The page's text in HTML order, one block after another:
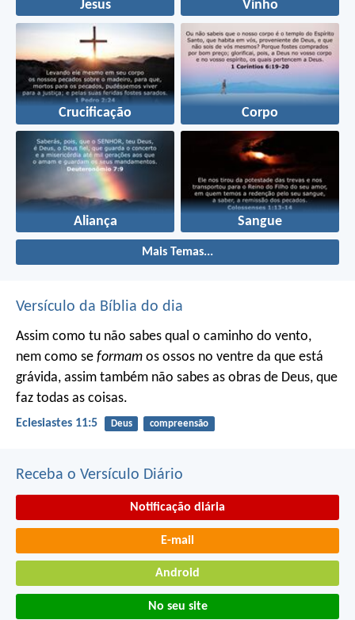
Jesus Vinho
Crucificação Corpo
Aliança Sangue
Mais Temas...
Versículo da Bíblia do dia
Assim como tu não sabes qual o caminho do vento,
nem como se formam os ossos no ventre da que está
grávida, assim também não sabes as obras de Deus, que
faz todas as coisas.
Eclesiastes 11:5 Deus compreensão
Receba o Versículo Diário
Notificação diária
E-mail
Android
No seu site